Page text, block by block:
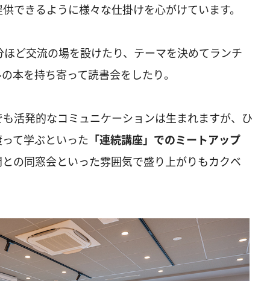
供できるように様々な仕掛けを心がけています。
ど交流の場を設けたり、テーマを決めてランチ
本を持ち寄って読書会をしたり。
活発的なコミュニケーションは生まれますが、ひ
て学ぶといった 「連続講座」でのミートアップ
の同窓会といった雰囲気で盛り上がりもカクベ